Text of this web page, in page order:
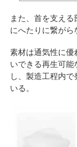
また、首を支え
にへたりに繋がら
素材は通気性に優
いできる再生可能
し、製造工程内
いる。